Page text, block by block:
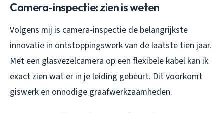
Camera-inspectie: zien is weten
Volgens mij is camera-inspectie de belangrijkste
innovatie in ontstoppingswerk van de laatste tien jaar.
Met een glasvezelcamera op een flexibele kabel kan ik
exact zien wat er in je leiding gebeurt. Dit voorkomt
giswerk en onnodige graafwerkzaamheden.